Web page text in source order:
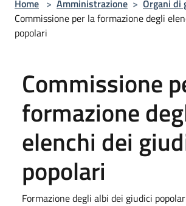
Home > Amministrazione > Organi di
Commissione per la formazione degli
popolari
Commissione
formazione
elenchi dei
popolari
Formazione degli albi dei giudici